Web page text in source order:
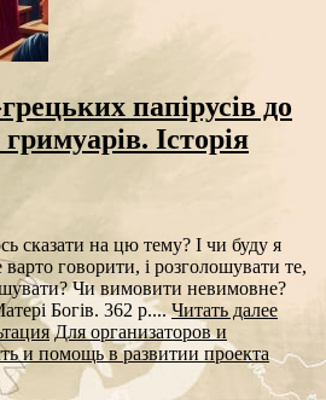
папірусів до
Історія
сказати на цю тему? І чи буду я
говорити, і розголошувати те,
Чи вимовити невимовне?
Богів. 362 р....Читать далее
Для организаторов и
и помощь в развитии проекта